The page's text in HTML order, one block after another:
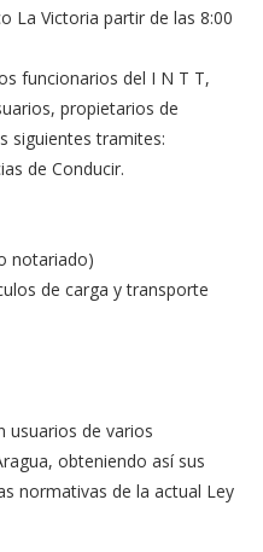
La Victoria partir de las 8:00
funcionarios del I N T T,
propietarios de
siguientes tramites:
de Conducir.
notariado)
de carga y transporte
usuarios de varios
obteniendo así sus
normativas de la actual Ley